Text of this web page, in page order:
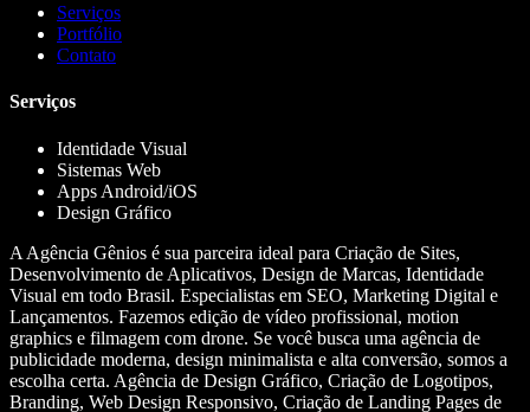
Serviços
Portfólio
Contato
Serviços
Identidade Visual
Sistemas Web
Apps Android/iOS
Design Gráfico
A Agência Gênios é sua parceira ideal para Criação de Sites,
Desenvolvimento de Aplicativos, Design de Marcas, Identidade
Visual em todo Brasil. Especialistas em SEO, Marketing Digital e
Lançamentos. Fazemos edição de vídeo profissional, motion
graphics e filmagem com drone. Se você busca uma agência de
publicidade moderna, design minimalista e alta conversão, somos a
escolha certa. Agência de Design Gráfico, Criação de Logotipos,
Branding, Web Design Responsivo, Criação de Landing Pages de